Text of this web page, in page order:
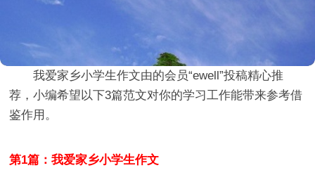
我爱家乡小学生作文由的会员“ewell”投稿精心推
荐，小编希望以下3篇范文对你的学习工作能带来参考借
鉴作用。
第1篇：我爱家乡小学生作文